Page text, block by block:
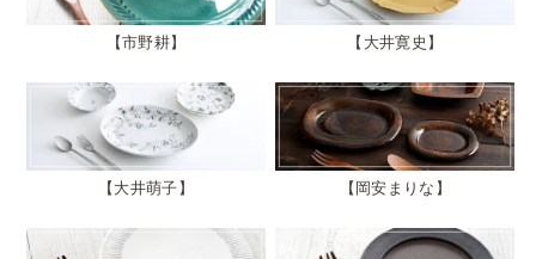
市野耕 大井寛史
大井萌子 岡安まりな